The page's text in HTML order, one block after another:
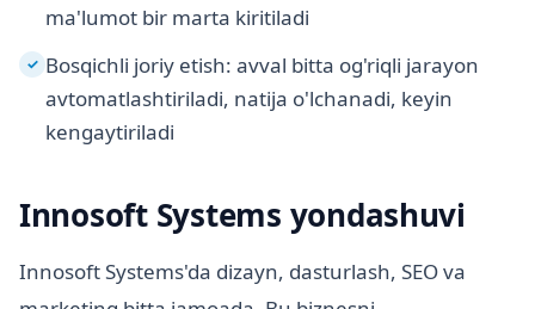
ma'lumot bir marta kiritiladi
✓ Bosqichli joriy etish: avval bitta og'riqli jarayon
avtomatlashtiriladi, natija o'lchanadi, keyin
kengaytiriladi
Innosoft Systems yondashuvi
Innosoft Systems'da dizayn, dasturlash, SEO va